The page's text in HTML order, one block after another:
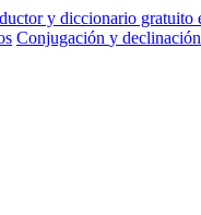
Conjugación y declinación